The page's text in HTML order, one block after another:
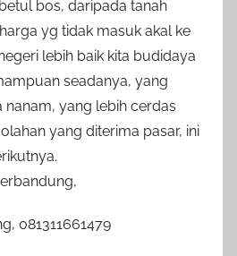
bos, daripada tanah
yg tidak masuk akal ke
lebih baik kita budidaya
seadanya, yang
nanam, yang lebih cerdas
yang diterima pasar, ini
081311661479